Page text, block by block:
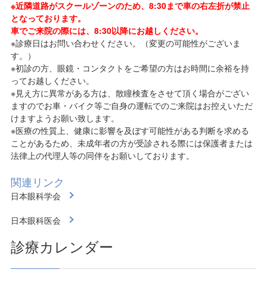
※近隣道路がスクールゾーンのため、8:30まで車の右左折が禁止
となっております。
車でご来院の際には、8:30以降にお越しください。
※診療日はお問い合わせください。（変更の可能性がございま
す。）
※初診の方、眼鏡・コンタクトをご希望の方はお時間に余裕を持
ってお越しください。
※見え方に異常がある方は、散瞳検査をさせて頂く場合がござい
ますのでお車・バイク等ご自身の運転でのご来院はお控えいただ
けますようお願い致します。
※医療の性質上、健康に影響を及ぼす可能性がある判断を求める
ことがあるため、未成年者の方が受診される際には保護者または
法律上の代理人等の同伴をお願いしております。
関連リンク
日本眼科学会
日本眼科医会
診療カレンダー